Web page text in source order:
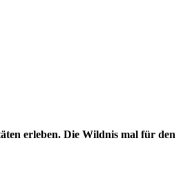
erleben. Die Wildnis mal für den